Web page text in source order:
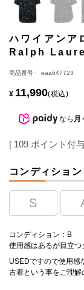
ハワイアンア
Ralph
商品番号 eaa647723
¥ 11,990 税込
なら 月
[ 109 ポイント付
コンディション
S
コンディション：B
使用感はあるが目立
USEDですので使用感
古着という事をご理解